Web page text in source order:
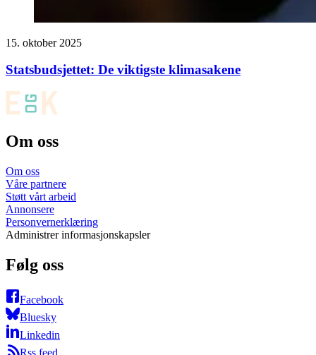
15. oktober 2025
Statsbudsjettet: De viktigste klimasakene
Om oss
Om oss
Våre partnere
Støtt vårt arbeid
Annonsere
Personvernerklæring
Administrer informasjonskapsler
Følg oss
Facebook
Bluesky
Linkedin
Rss feed